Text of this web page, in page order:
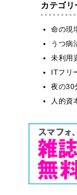
カテゴリ
命の現
うつ病
未利用
ITフリ
夜の30
人的資